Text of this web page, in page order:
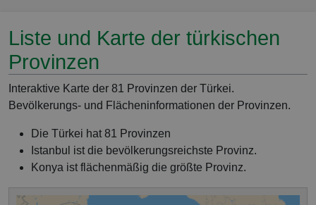
Liste und Karte der türkischen
Provinzen
Interaktive Karte der 81 Provinzen der Türkei.
Bevölkerungs- und Flächeninformationen der Provinzen.
Die Türkei hat 81 Provinzen
Istanbul ist die bevölkerungsreichste Provinz.
Konya ist flächenmäßig die größte Provinz.